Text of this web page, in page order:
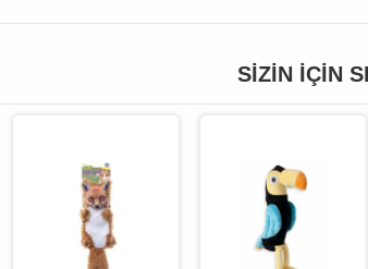
SIZIN İÇIN